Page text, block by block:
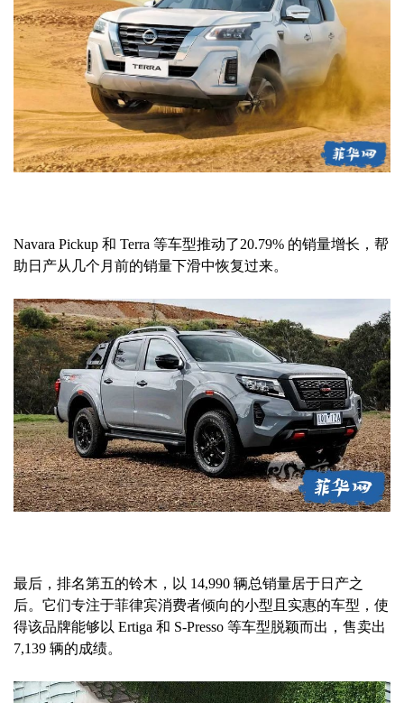
Navara Pickup 和 Terra 等车型推动了20.79% 的销量增长，帮
助日产从几个月前的销量下滑中恢复过来。
最后，排名第五的铃木，以 14,990 辆总销量居于日产之
后。它们专注于菲律宾消费者倾向的小型且实惠的车型，使
得该品牌能够以 Ertiga 和 S-Presso 等车型脱颖而出，售卖出
7,139 辆的成绩。